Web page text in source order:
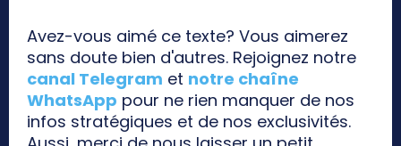
Avez-vous aimé ce texte? Vous aimerez
sans doute bien d'autres. Rejoignez notre
canal Telegram et notre chaîne
WhatsApp pour ne rien manquer de nos
infos stratégiques et de nos exclusivités.